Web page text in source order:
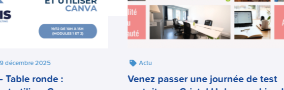
décembre 2025
Table ronde :
Actu
Venez passer une journée de test